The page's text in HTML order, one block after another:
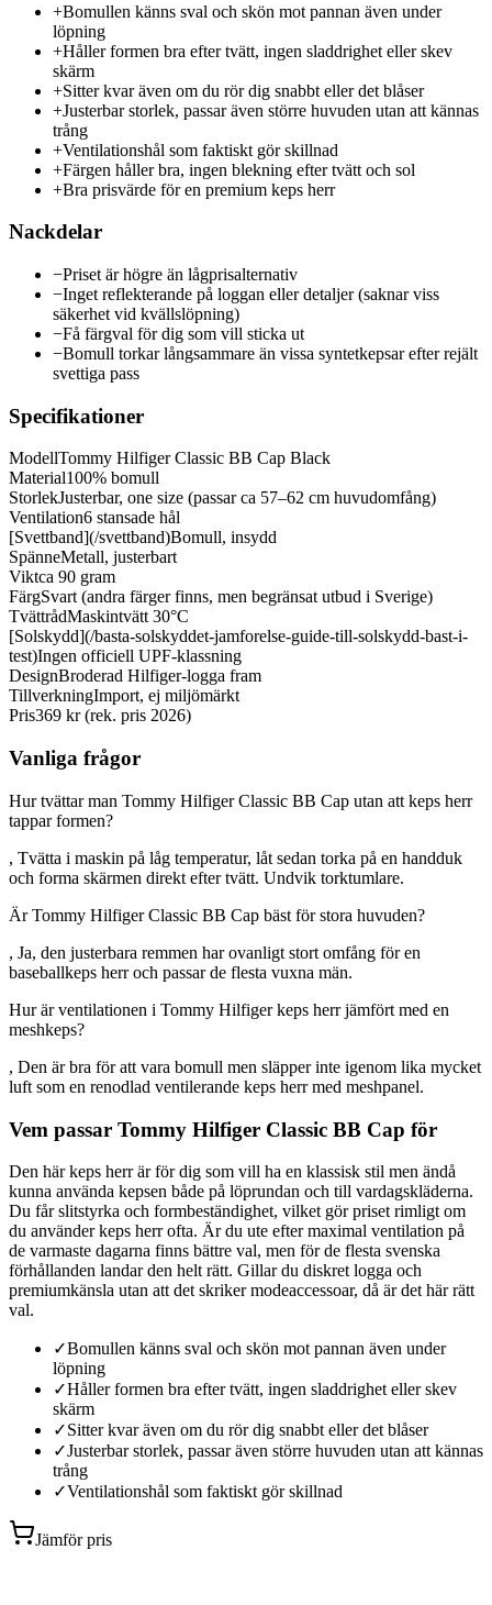
+Bomullen känns sval och skön mot pannan även under
löpning
+Håller formen bra efter tvätt, ingen sladdrighet eller skev
skärm
+Sitter kvar även om du rör dig snabbt eller det blåser
+Justerbar storlek, passar även större huvuden utan att kännas
trång
+Ventilationshål som faktiskt gör skillnad
+Färgen håller bra, ingen blekning efter tvätt och sol
+Bra prisvärde för en premium keps herr
Nackdelar
−Priset är högre än lågprisalternativ
−Inget reflekterande på loggan eller detaljer (saknar viss
säkerhet vid kvällslöpning)
−Få färgval för dig som vill sticka ut
−Bomull torkar långsammare än vissa syntetkepsar efter rejält
svettiga pass
Specifikationer
ModellTommy Hilfiger Classic BB Cap Black
Material100% bomull
StorlekJusterbar, one size (passar ca 57–62 cm huvudomfång)
Ventilation6 stansade hål
[Svettband](/svettband)Bomull, insydd
SpänneMetall, justerbart
Viktca 90 gram
FärgSvart (andra färger finns, men begränsat utbud i Sverige)
TvättrådMaskintvätt 30°C
[Solskydd](/basta-solskyddet-jamforelse-guide-till-solskydd-bast-i-
test)Ingen officiell UPF-klassning
DesignBroderad Hilfiger-logga fram
TillverkningImport, ej miljömärkt
Pris369 kr (rek. pris 2026)
Vanliga frågor
Hur tvättar man Tommy Hilfiger Classic BB Cap utan att keps herr
tappar formen?
, Tvätta i maskin på låg temperatur, låt sedan torka på en handduk
och forma skärmen direkt efter tvätt. Undvik torktumlare.
Är Tommy Hilfiger Classic BB Cap bäst för stora huvuden?
, Ja, den justerbara remmen har ovanligt stort omfång för en
baseballkeps herr och passar de flesta vuxna män.
Hur är ventilationen i Tommy Hilfiger keps herr jämfört med en
meshkeps?
, Den är bra för att vara bomull men släpper inte igenom lika mycket
luft som en renodlad ventilerande keps herr med meshpanel.
Vem passar Tommy Hilfiger Classic BB Cap för
Den här keps herr är för dig som vill ha en klassisk stil men ändå
kunna använda kepsen både på löprundan och till vardagskläderna.
Du får slitstyrka och formbeständighet, vilket gör priset rimligt om
du använder keps herr ofta. Är du ute efter maximal ventilation på
de varmaste dagarna finns bättre val, men för de flesta svenska
förhållanden landar den helt rätt. Gillar du diskret logga och
premiumkänsla utan att det skriker modeaccessoar, då är det här rätt
val.
✓Bomullen känns sval och skön mot pannan även under
löpning
✓Håller formen bra efter tvätt, ingen sladdrighet eller skev
skärm
✓Sitter kvar även om du rör dig snabbt eller det blåser
✓Justerbar storlek, passar även större huvuden utan att kännas
trång
✓Ventilationshål som faktiskt gör skillnad
Jämför pris